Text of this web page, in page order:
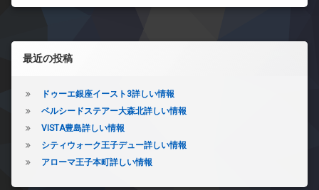
左サイドバー
最近の投稿
ドゥーエ銀座イースト3詳しい情報
ベルシードステアー大森北詳しい情報
VISTA豊島詳しい情報
シティウォーク王子デュー詳しい情報
アローマ王子本町詳しい情報